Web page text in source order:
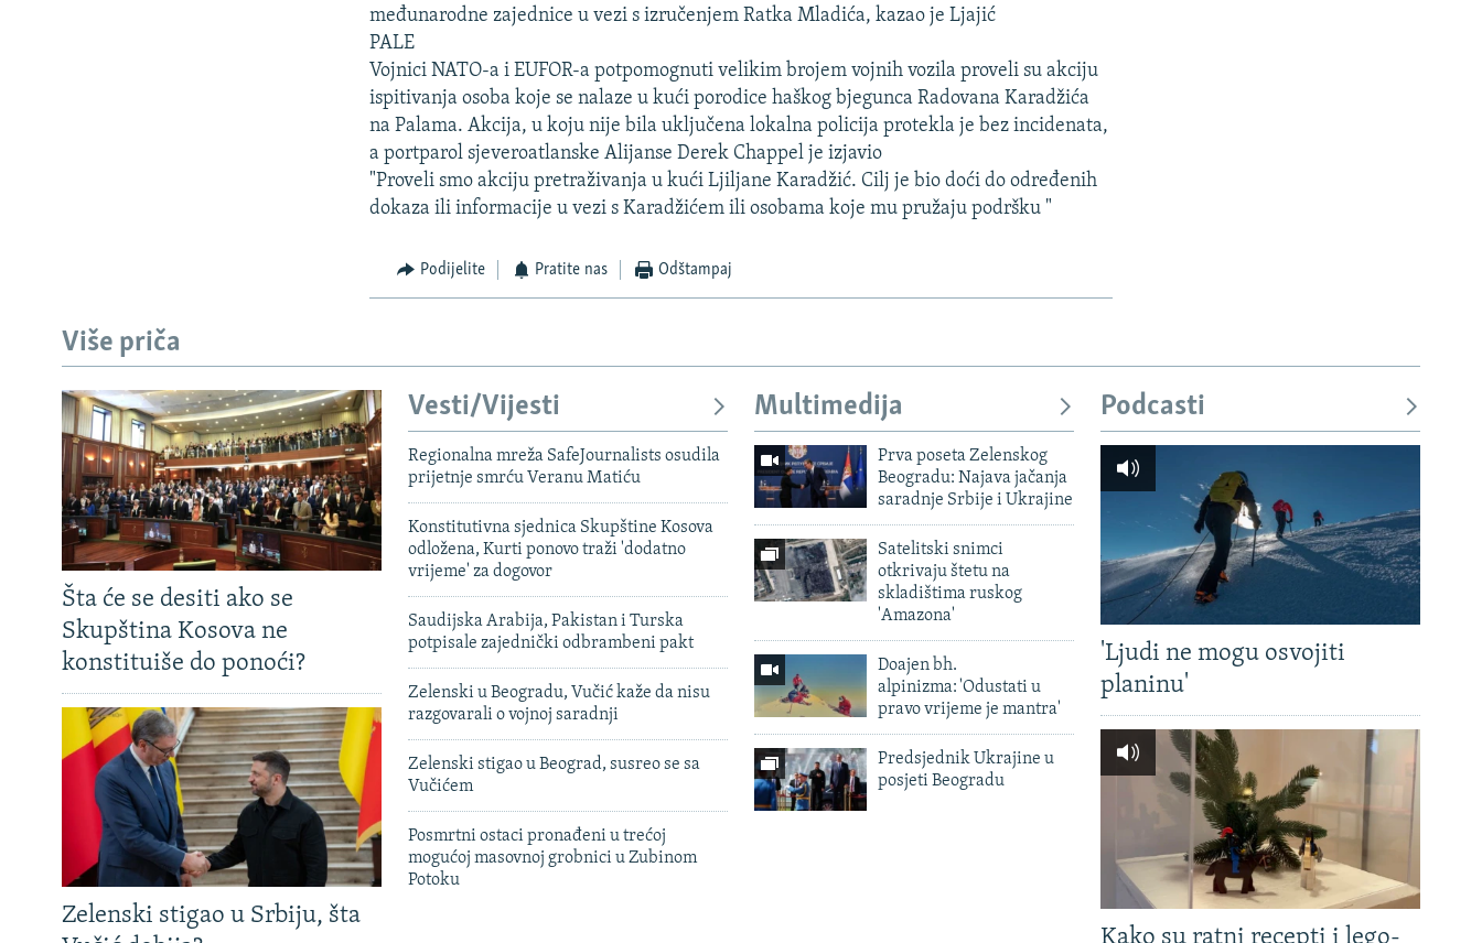
TRI DECENIJE OD RATA U BIH
SVE KARTE DEJTONA
NASTANAK I RASPAD JUGOSLAVIJE
međunarodne zajednice u vezi s izručenjem Ratka Mladića, kazao je Ljajić
PALE
Vojnici NATO-a i EUFOR-a potpomognuti velikim brojem vojnih vozila proveli su akciju
ispitivanja osoba koje se nalaze u kući porodice haškog bjegunca Radovana Karadžića
na Palama. Akcija, u koju nije bila uključena lokalna policija protekla je bez incidenata,
a portparol sjeveroatlanske Alijanse Derek Chappel je izjavio
"Proveli smo akciju pretraživanja u kući Ljiljane Karadžić. Cilj je bio doći do određenih
dokaza ili informacije u vezi s Karadžićem ili osobama koje mu pružaju podršku "
Podijelite Pratite nas Odštampaj
Više priča
Šta će se desiti ako se
Skupština Kosova ne
konstituiše do ponoći?
Zelenski stigao u Srbiju, šta
Vesti/Vijesti
Regionalna mreža SafeJournalists osudila
prijetnje smrću Veranu Matiću
Konstitutivna sjednica Skupštine Kosova
odložena, Kurti ponovo traži 'dodatno
vrijeme' za dogovor
Saudijska Arabija, Pakistan i Turska
potpisale zajednički odbrambeni pakt
Zelenski u Beogradu, Vučić kaže da nisu
razgovarali o vojnoj saradnji
Zelenski stigao u Beograd, susreo se sa
Vučićem
Posmrtni ostaci pronađeni u trećoj
mogućoj masovnoj grobnici u Zubinom
Potoku
Multimedija
Prva poseta Zelenskog
Beogradu: Najava jačanja
saradnje Srbije i Ukrajine
Satelitski snimci
otkrivaju štetu na
skladištima ruskog
'Amazona'
Doajen bh.
alpinizma: 'Odustati u
pravo vrijeme je mantra'
Predsjednik Ukrajine u
posjeti Beogradu
Podcasti
'Ljudi ne mogu osvojiti
planinu'